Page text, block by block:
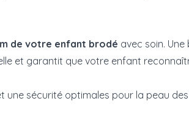
de votre enfant brodé avec soin.
et garantit que votre enfant
une sécurité optimales pour la peau